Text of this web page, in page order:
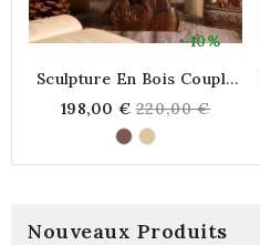
-10%
Sculpture En Bois Couple
Fait Main 35 Cm Décor
Maison Romantique
198,00 € Regular
price
220,00 €
Nouveaux Produits